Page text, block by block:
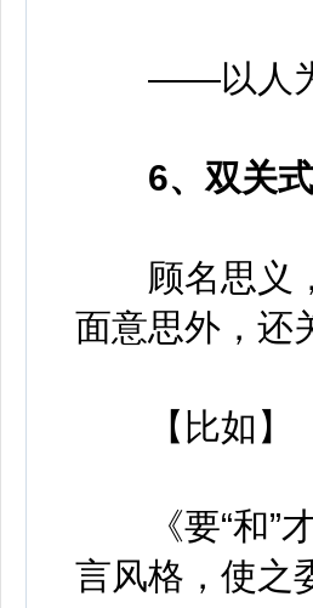
——以人为
6、双关
顾名思义，
面意思外，还
【比如】
《要“和”才
言风格，使之